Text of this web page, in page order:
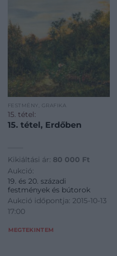
FESTMÉNY, GRAFIKA
15. tétel:
15. tétel, Erdőben
Kikiáltási ár: 80 000 Ft
Aukció:
19. és 20. századi
festmények és bútorok
Aukció időpontja: 2015-10-13
17:00
MEGTEKINTEM